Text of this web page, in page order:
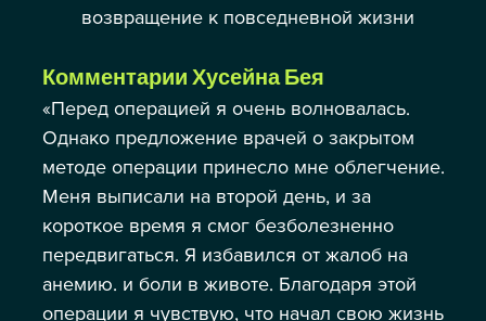
возвращение к повседневной жизни
Комментарии Хусейна Бея
«Перед операцией я очень волновалась.
Однако предложение врачей о закрытом
методе операции принесло мне облегчение.
Меня выписали на второй день, и за
короткое время я смог безболезненно
передвигаться. Я избавился от жалоб на
анемию. и боли в животе. Благодаря этой
операции я чувствую, что начал свою жизнь